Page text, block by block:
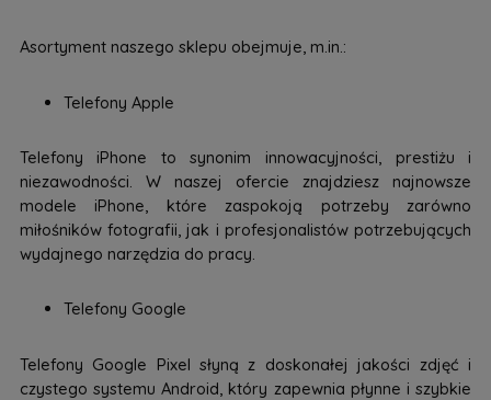
Asortyment naszego sklepu obejmuje, m.in.:
Telefony Apple
Telefony iPhone to synonim innowacyjności, prestiżu i
niezawodności. W naszej ofercie znajdziesz najnowsze
modele iPhone, które zaspokoją potrzeby zarówno
miłośników fotografii, jak i profesjonalistów potrzebujących
wydajnego narzędzia do pracy.
Telefony Google
Telefony Google Pixel słyną z doskonałej jakości zdjęć i
czystego systemu Android, który zapewnia płynne i szybkie